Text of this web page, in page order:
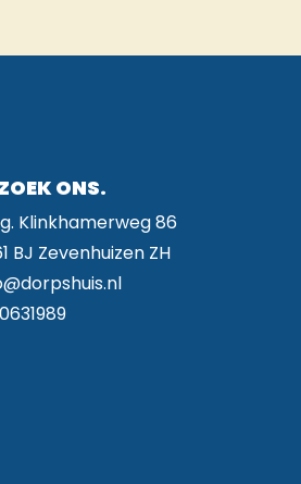
ONS.
Klinkhamerweg 86
BJ Zevenhuizen ZH